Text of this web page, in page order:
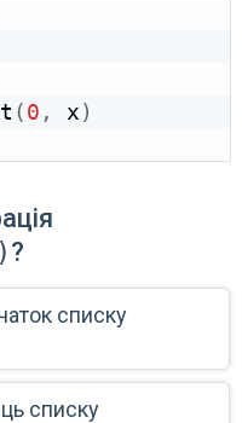
(0 , x)
?
списку
списку